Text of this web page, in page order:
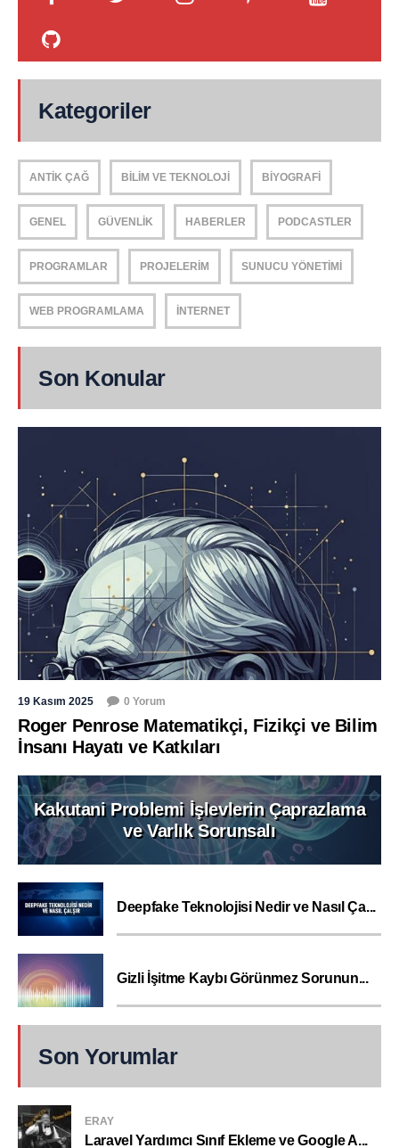
Kategoriler
ANTIK ÇAĞ BILIM VE TEKNOLOJI BIYOGRAFI
GENEL GÜVENLIK HABERLER PODCASTLER
PROGRAMLAR PROJELERIM SUNUCU YÖNETIMI
WEB PROGRAMLAMA İNTERNET
Son Konular
19 Kasım 2025 0 Yorum
Roger Penrose Matematikçi, Fizikçi ve Bilim
İnsanı Hayatı ve Katkıları
Kakutani Problemi İşlevlerin Çaprazlama
ve Varlık Sorunsalı
Deepfake Teknolojisi Nedir ve Nasıl Ça...
Gizli İşitme Kaybı Görünmez Sorunun...
Son Yorumlar
ERAY
Laravel Yardımcı Sınıf Ekleme ve Google A...